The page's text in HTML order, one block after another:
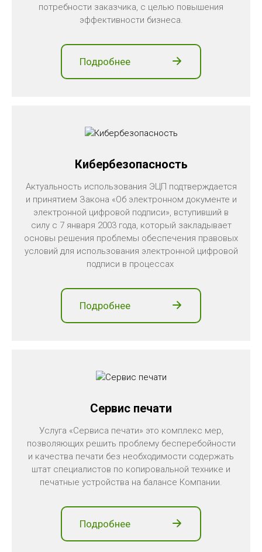
потребности заказчика, с целью повышения
эффективности бизнеса.
Подробнее
Кибербезопасность
Актуальность использования ЭЦП подтверждается
и принятием Закона «Об электронном документе и
электронной цифровой подписи», вступивший в
силу с 7 января 2003 года, который закладывает
основы решения проблемы обеспечения правовых
условий для использования электронной цифровой
подписи в процессах
Подробнее
Сервис печати
Услуга «Сервиса печати» это комплекс мер,
позволяющих решить проблему бесперебойности
и качества печати без необходимости содержать
штат специалистов по копировальной технике и
печатные устройства на балансе Компании.
Подробнее